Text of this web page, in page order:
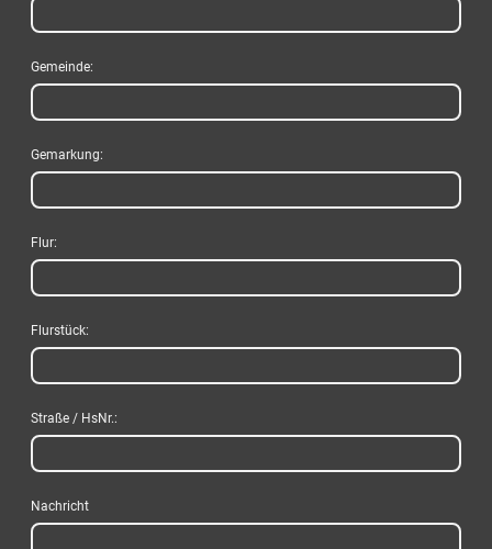
Gemeinde:
Gemarkung:
Flur:
Flurstück:
Straße / HsNr.:
Nachricht